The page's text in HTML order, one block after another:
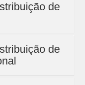
de
de